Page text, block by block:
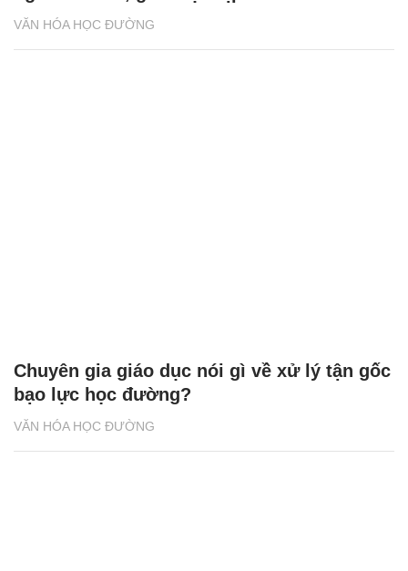
VĂN HÓA HỌC ĐƯỜNG
VĂN HÓA HỌC ĐƯỜNG
Chuyên gia giáo dục nói gì về xử lý tận gốc
bạo lực học đường?